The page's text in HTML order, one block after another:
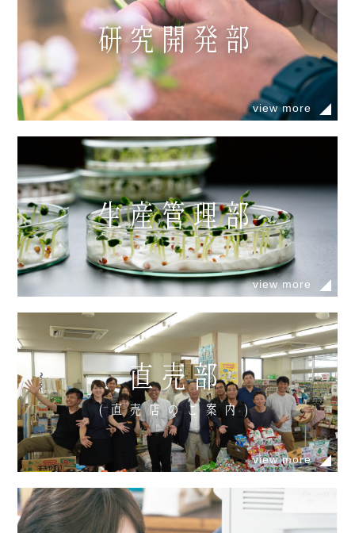
研究開発部
view more
生産管理部
view more
直売部
(直売店のご案内)
view more